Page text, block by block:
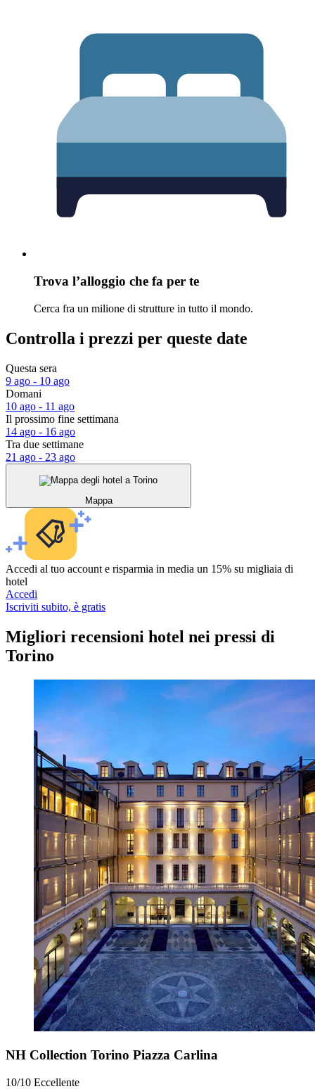
Trova l’alloggio che fa per te
Cerca fra un milione di strutture in tutto il mondo.
Controlla i prezzi per queste date
Questa sera
9 ago - 10 ago
Domani
10 ago - 11 ago
Il prossimo fine settimana
14 ago - 16 ago
Tra due settimane
21 ago - 23 ago
Mappa
Accedi al tuo account e risparmia in media un 15% su migliaia di
hotel
Accedi
Iscriviti subito, è gratis
Migliori recensioni hotel nei pressi di
Torino
NH Collection Torino Piazza Carlina
10/10 Eccellente